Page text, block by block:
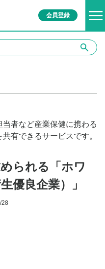
会員登録
者など産業保健に携わる
有できるサービスです。
られる「ホワ
優良企業）」
28